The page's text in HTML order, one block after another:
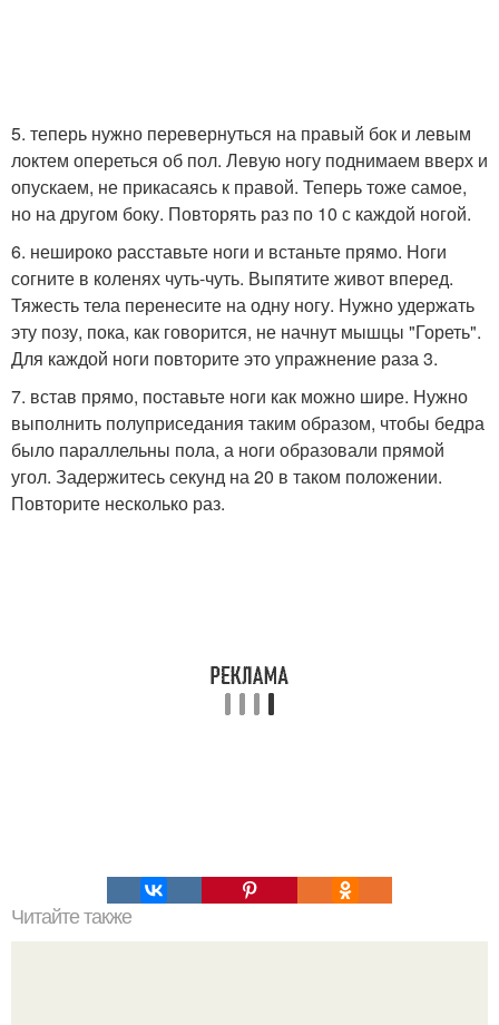
5. теперь нужно перевернуться на правый бок и левым
локтем опереться об пол. Левую ногу поднимаем вверх и
опускаем, не прикасаясь к правой. Теперь тоже самое,
но на другом боку. Повторять раз по 10 с каждой ногой.
6. нешироко расставьте ноги и встаньте прямо. Ноги
согните в коленях чуть-чуть. Выпятите живот вперед.
Тяжесть тела перенесите на одну ногу. Нужно удержать
эту позу, пока, как говорится, не начнут мышцы "Гореть".
Для каждой ноги повторите это упражнение раза 3.
7. встав прямо, поставьте ноги как можно шире. Нужно
выполнить полуприседания таким образом, чтобы бедра
было параллельны пола, а ноги образовали прямой
угол. Задержитесь секунд на 20 в таком положении.
Повторите несколько раз.
Читайте также